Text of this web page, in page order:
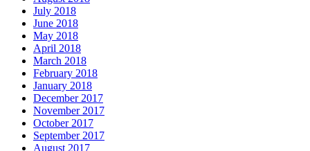
July 2018
June 2018
May 2018
April 2018
March 2018
February 2018
January 2018
December 2017
November 2017
October 2017
September 2017
August 2017